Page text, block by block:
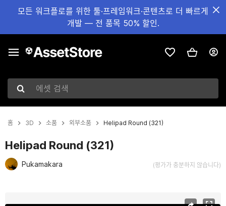
모든 워크플로를 위한 툴·프레임워크·콘텐츠로 더 빠르게
개발 — 전 품목 50% 할인.
에셋 검색
홈 3D 소품 외부소품 Helipad Round (321)
Helipad Round (321)
Pukamakara (평가가 충분하지 않습니다)